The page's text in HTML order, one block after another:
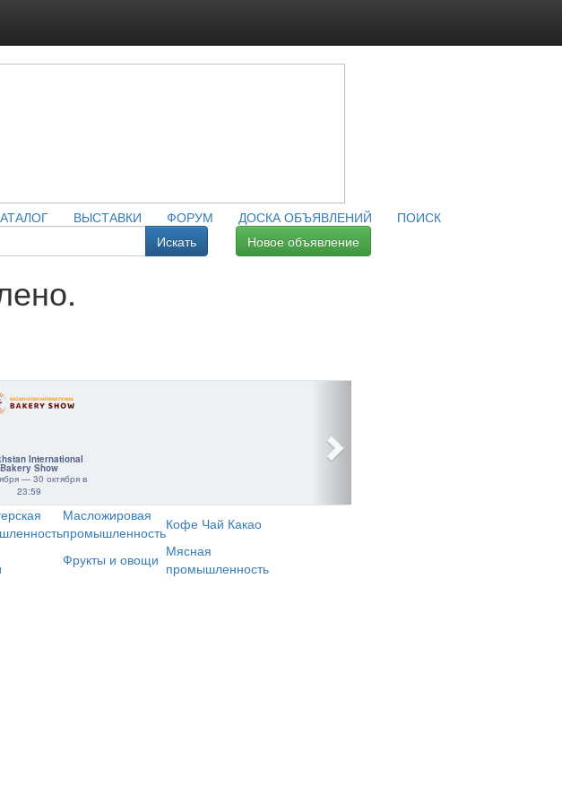
ВЫСТАВКИ ФОРУМ ДОСКА ОБЪЯВЛЕНИЙ
ПОИСК
Искать
Новое объявление
International
Bakery Show
— 30 октября в
23:59
Масложировая
промышленностьКофе Чай Какао
Фрукты и овощи Мясная
промышленность